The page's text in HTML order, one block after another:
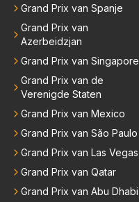
Grand Prix van Spanje
Grand Prix van
Azerbeidzjan
Grand Prix van Singapore
Grand Prix van de
Verenigde Staten
Grand Prix van Mexico
Grand Prix van São Paulo
Grand Prix van Las Vegas
Grand Prix van Qatar
Grand Prix van Abu Dhabi